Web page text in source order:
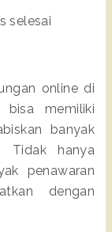
selesai
online di
bisa memiliki
banyak
Tidak hanya
penawaran
dengan